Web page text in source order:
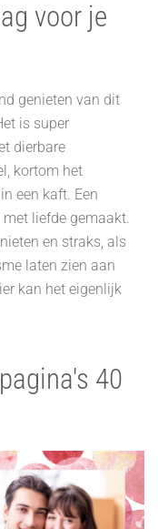
voor je
genieten van dit
is super
dierbare
kortom het
een kaft. Een
liefde gemaakt.
en straks, als
laten zien aan
kan het eigenlijk
40